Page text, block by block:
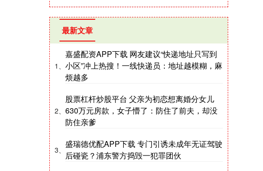
最新文章
1、
嘉盛配资APP下载 网友建议“快递地址只写到
小区”冲上热搜！一线快递员：地址越模糊，麻
烦越多
2、
股票杠杆炒股平台 父亲为初恋想离婚分女儿
630万元房款，女子懵了：防住了前夫，却没
防住亲爹
3、
盛瑞德优配APP下载 专门引诱未成年无证驾驶
后碰瓷？浦东警方捣毁一犯罪团伙